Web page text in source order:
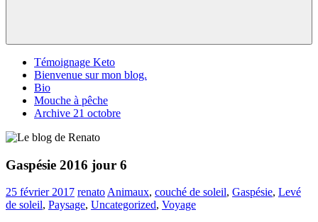
Témoignage Keto
Bienvenue sur mon blog.
Bio
Mouche à pêche
Archive 21 octobre
Gaspésie 2016 jour 6
25 février 2017 renatoAnimaux, couché de soleil, Gaspésie, Levé
de soleil, Paysage, Uncategorized, Voyage